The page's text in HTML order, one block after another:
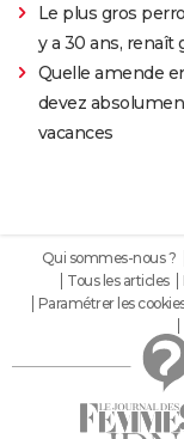
Le plus gros
y a 30 ans, renaît
Quelle amende
devez
vacances
Qui sommes-nous ?
Tous les articles
Paramétrer les